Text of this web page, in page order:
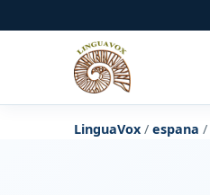
LinguaVox / espana /